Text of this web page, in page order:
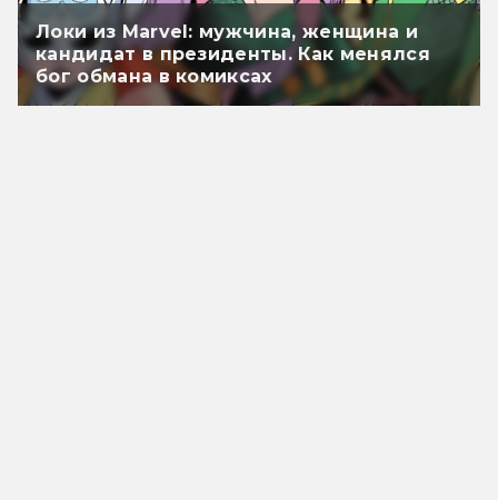
Локи из Marvel: мужчина, женщина и
кандидат в президенты. Как менялся
бог обмана в комиксах